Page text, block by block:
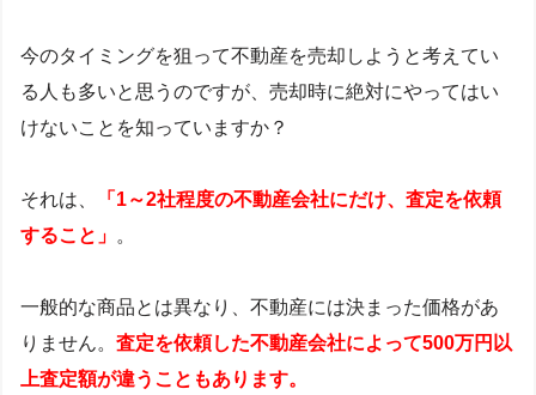
今のタイミングを狙って不動産を売却しようと考えてい
る人も多いと思うのですが、売却時に絶対にやってはい
けないことを知っていますか？
それは、
「1～2社程度の不動産会社にだけ、査定を依頼
すること」 。
一般的な商品とは異なり、不動産には決まった価格があ
りません。 査定を依頼した不動産会社によって500万円以
上査定額が違うこともあります。